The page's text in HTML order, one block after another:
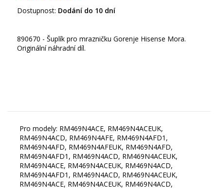
Dostupnost: Dodání do 10 dní
890670 - Šuplík pro mrazničku Gorenje Hisense Mora.
Originální náhradní díl.
Pro modely: RM469N4ACE, RM469N4ACEUK,
RM469N4ACD, RM469N4AFE, RM469N4AFD1,
RM469N4AFD, RM469N4AFEUK, RM469N4AFD,
RM469N4AFD1, RM469N4ACD, RM469N4ACEUK,
RM469N4ACE, RM469N4ACEUK, RM469N4ACD,
RM469N4AFD1, RM469N4ACD, RM469N4ACEUK,
RM469N4ACE, RM469N4ACEUK, RM469N4ACD,